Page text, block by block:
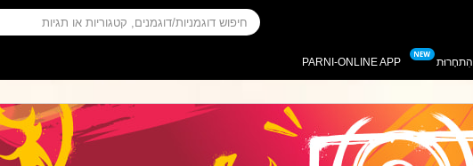
הִתחָרוּת PARNI-ONLINE APP